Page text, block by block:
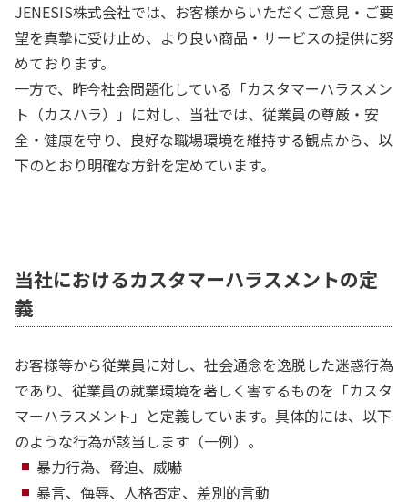
JENESIS株式会社では、お客様からいただくご意見・ご要
望を真摯に受け止め、より良い商品・サービスの提供に努
めております。
一方で、昨今社会問題化している「カスタマーハラスメン
ト（カスハラ）」に対し、当社では、従業員の尊厳・安
全・健康を守り、良好な職場環境を維持する観点から、以
下のとおり明確な方針を定めています。
当社におけるカスタマーハラスメントの定
義
お客様等から従業員に対し、社会通念を逸脱した迷惑行為
であり、従業員の就業環境を著しく害するものを「カスタ
マーハラスメント」と定義しています。具体的には、以下
のような行為が該当します（一例）。
暴力行為、脅迫、威嚇
暴言、侮辱、人格否定、差別的言動